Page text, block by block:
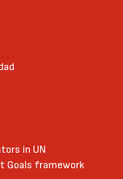
in UN
Goals framework